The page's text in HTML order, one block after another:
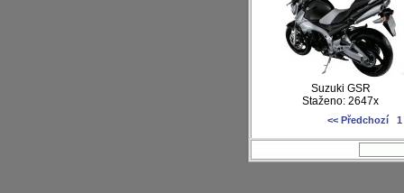
Suzuki GSR
Staženo: 2647x
<< Předchozí 1